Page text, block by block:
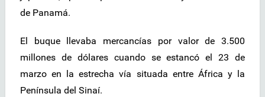
de Panamá.
El buque llevaba mercancías por valor de 3.500
millones de dólares cuando se estancó el 23 de
marzo en la estrecha vía situada entre África y la
Península del Sinaí.